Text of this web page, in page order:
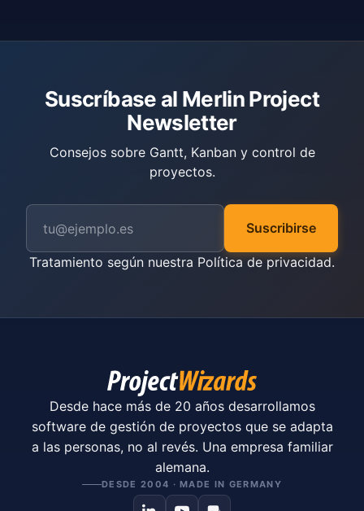
Suscríbase al Merlin Project
Newsletter
Consejos sobre Gantt, Kanban y control de
proyectos.
Suscribirse
Tratamiento según nuestra Política de privacidad.
Desde hace más de 20 años desarrollamos
software de gestión de proyectos que se adapta
a las personas, no al revés. Una empresa familiar
alemana.
DESDE 2004 · MADE IN GERMANY